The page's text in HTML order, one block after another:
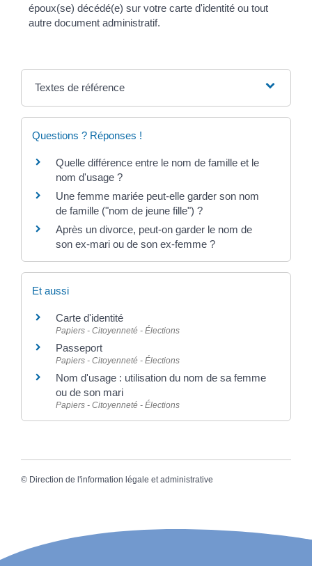
époux(se) décédé(e) sur votre carte d'identité ou tout
autre document administratif.
Textes de référence
Questions ? Réponses !
Quelle différence entre le nom de famille et le
nom d'usage ?
Une femme mariée peut-elle garder son nom
de famille ("nom de jeune fille") ?
Après un divorce, peut-on garder le nom de
son ex-mari ou de son ex-femme ?
Et aussi
Carte d'identité
Papiers - Citoyenneté - Élections
Passeport
Papiers - Citoyenneté - Élections
Nom d'usage : utilisation du nom de sa femme
ou de son mari
Papiers - Citoyenneté - Élections
© Direction de l'information légale et administrative